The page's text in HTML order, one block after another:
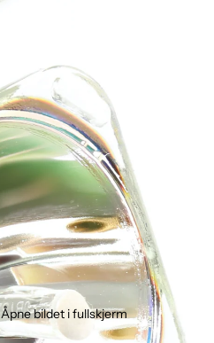
Åpne bildet i fullskjerm